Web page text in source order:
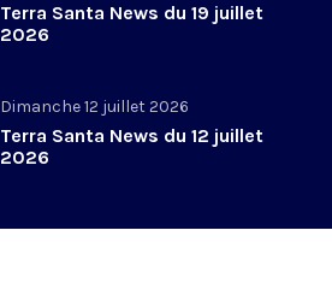
Terra Santa News du 19 juillet
2026
Dimanche 12 juillet 2026
Terra Santa News du 12 juillet
2026